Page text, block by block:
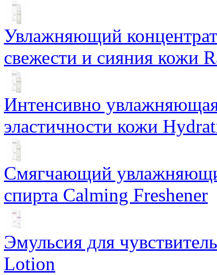
Увлажняющий
свежести и сияния кожи
Интенсивно
эластичности кожи
Смягчающий
спирта Calming Freshener
Эмульсия для
Lotion